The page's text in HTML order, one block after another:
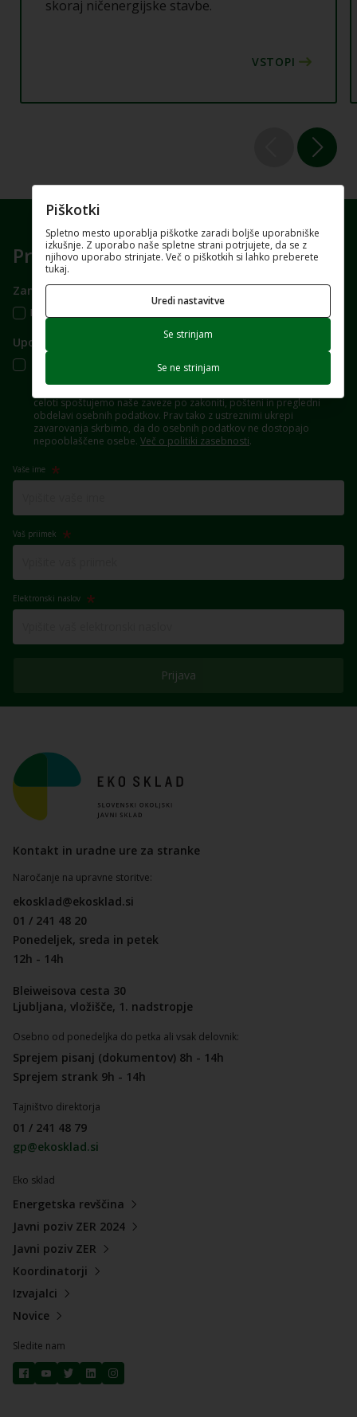
skoraj ničenergijske stavbe.
Prijavite se na e-novice
Zanima me vsebina za:
Prebivalstvo
Uporaba in varovanje podatkov
V družbi Eko sklad se zavedamo pomena varstva osebnih podatkov.
Naše stranke so za nas dragocene, razumemo njihovo skrb za
celoti spoštujemo naše zaveze po zakoniti, pošteni in pregledni
obdelavi osebnih podatkov. Prav tako z ustreznimi ukrepi
zavarovanja skrbimo, da do osebnih podatkov ne dostopajo
nepooblaščene osebe. Več o politiki zasebnosti.
Vaše ime
Vaš priimek
Elektronski naslov
Prijava
Kontakt in uradne ure za stranke
Naročanje na upravne storitve:
ekosklad@ekosklad.si
01 / 241 48 20
Ponedeljek, sreda in petek
12h - 14h
Bleiweisova cesta 30
Ljubljana, vložišče, 1. nadstropje
Osebno od ponedeljka do petka ali vsak delovnik:
Sprejem pisanj (dokumentov) 8h - 14h
Sprejem strank 9h - 14h
Tajništvo direktorja
01 / 241 48 79
gp@ekosklad.si
Eko sklad
Energetska revščina
Javni poziv ZER 2024
Javni poziv ZER
Koordinatorji
Izvajalci
Novice
Sledite nam
Piškotki
Spletno mesto uporablja piškotke zaradi boljše uporabniške
izkušnje. Z uporabo naše spletne strani potrjujete, da se z
njihovo uporabo strinjate. Več o piškotkih si lahko preberete
tukaj.
Uredi nastavitve
Se strinjam
Se ne strinjam